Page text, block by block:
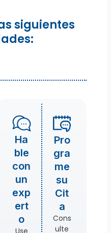
siguientes
Ha
ble
con
un
exp
ert
o
Use
Pro
gra
me
su
Cit
a
Cons
ulte